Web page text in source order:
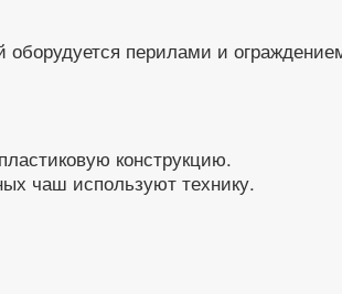
перилами и
конструкцию.
чаш используют технику.